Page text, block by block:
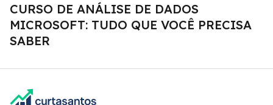
CURSO DE ANÁLISE DE DADOS
MICROSOFT: TUDO QUE VOCÊ PRECISA
SABER